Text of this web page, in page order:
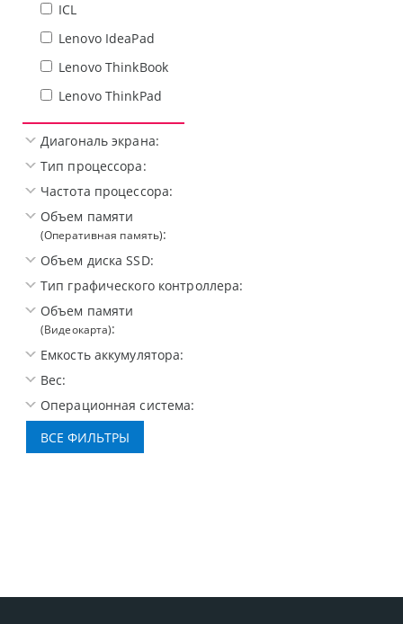
ICL
Lenovo IdeaPad
Lenovo ThinkBook
Lenovo ThinkPad
Диагональ экрана:
Тип процессора:
Частота процессора:
Объем памяти
(Оперативная память):
Объем диска SSD:
Тип графического контроллера:
Объем памяти
(Видеокарта):
Емкость аккумулятора:
Вес:
Операционная система: